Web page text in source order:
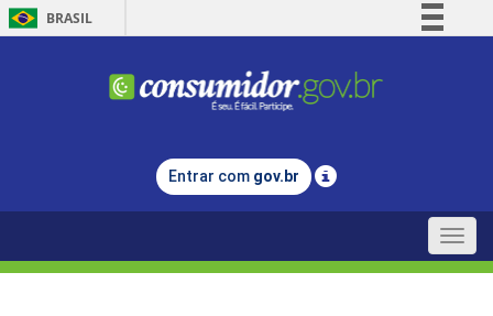
BRASIL
Comunica BR
Legislação
Entrar com gov.br
Toggle